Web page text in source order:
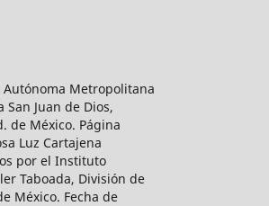
Metropolitana
Juan de Dios,
de México. Página
Luz Cartajena
por el Instituto
Taboada, División de
México. Fecha de